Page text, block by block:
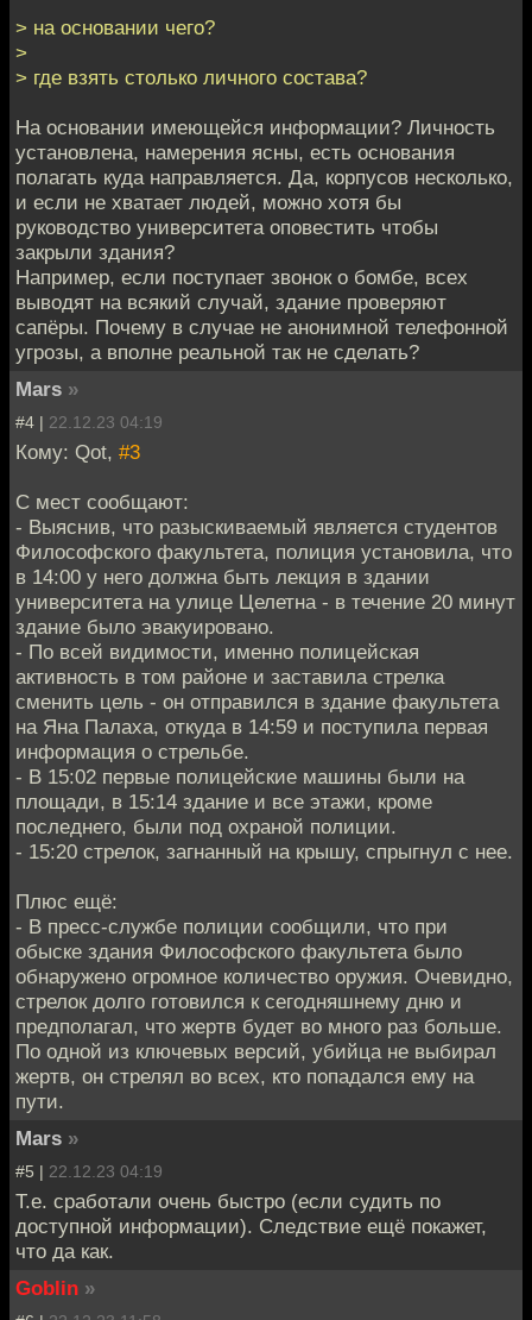
> на основании чего?
>
> где взять столько личного состава?
На основании имеющейся информации? Личность
установлена, намерения ясны, есть основания
полагать куда направляется. Да, корпусов несколько,
и если не хватает людей, можно хотя бы
руководство университета оповестить чтобы
закрыли здания?
Например, если поступает звонок о бомбе, всех
выводят на всякий случай, здание проверяют
сапёры. Почему в случае не анонимной телефонной
угрозы, а вполне реальной так не сделать?
Mars »
#4 | 22.12.23 04:19
Кому: Qot, #3
С мест сообщают:
- Выяснив, что разыскиваемый является студентов
Философского факультета, полиция установила, что
в 14:00 у него должна быть лекция в здании
университета на улице Целетна - в течение 20 минут
здание было эвакуировано.
- По всей видимости, именно полицейская
активность в том районе и заставила стрелка
сменить цель - он отправился в здание факультета
на Яна Палаха, откуда в 14:59 и поступила первая
информация о стрельбе.
- В 15:02 первые полицейские машины были на
площади, в 15:14 здание и все этажи, кроме
последнего, были под охраной полиции.
- 15:20 стрелок, загнанный на крышу, спрыгнул с нее.
Плюс ещё:
- В пресс-службе полиции сообщили, что при
обыске здания Философского факультета было
обнаружено огромное количество оружия. Очевидно,
стрелок долго готовился к сегодняшнему дню и
предполагал, что жертв будет во много раз больше.
По одной из ключевых версий, убийца не выбирал
жертв, он стрелял во всех, кто попадался ему на
пути.
Mars »
#5 | 22.12.23 04:19
Т.е. сработали очень быстро (если судить по
доступной информации). Следствие ещё покажет,
что да как.
Goblin »